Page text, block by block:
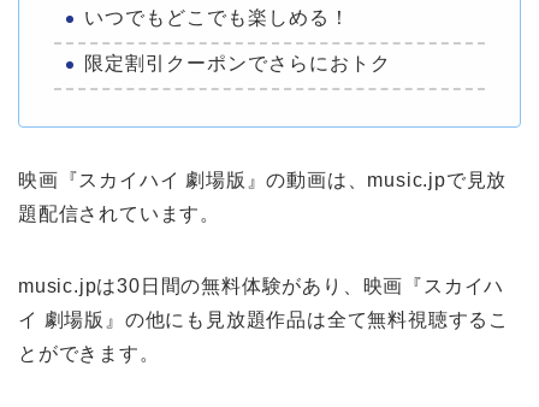
いつでもどこでも楽しめる！
限定割引クーポンでさらにおトク
映画『スカイハイ 劇場版』の動画は、music.jpで見放
題配信されています。
music.jpは30日間の無料体験があり、映画『スカイハ
イ 劇場版』の他にも見放題作品は全て無料視聴するこ
とができます。